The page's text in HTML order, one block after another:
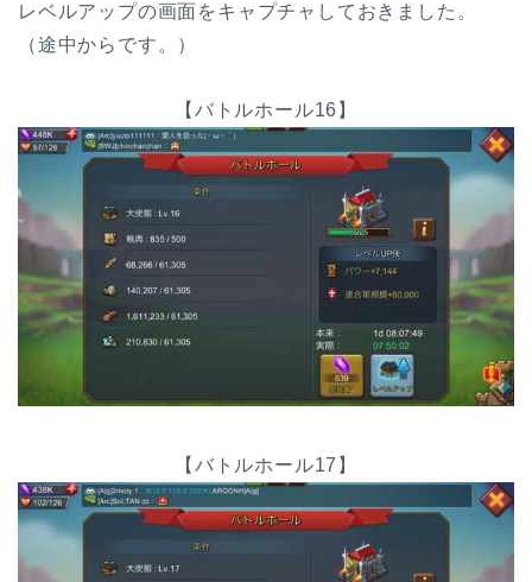
レベルアップの画面をキャプチャしておきました。
（途中からです。）
【バトルホール16】
【バトルホール17】